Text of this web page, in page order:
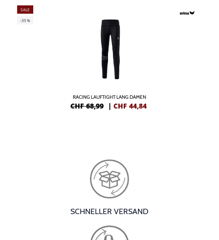
SALE
-35%
RACING LAUFTIGHT LANG DAMEN
CHF 68,99 | CHF 44,84
SCHNELLER VERSAND